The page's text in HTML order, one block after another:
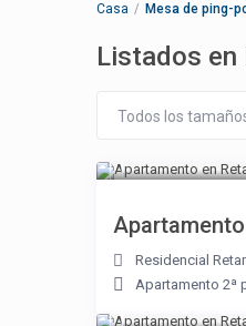
Casa Mesa de ping-
Listados en
Todos los
Residencial
Apartamento 2ª